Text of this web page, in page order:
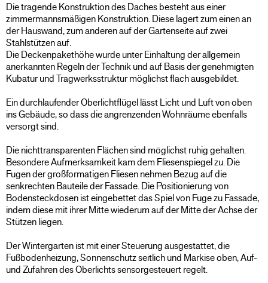
Die tragende Konstruktion des Daches besteht aus einer
zimmermannsmäßigen Konstruktion. Diese lagert zum einen an
der Hauswand, zum anderen auf der Gartenseite auf zwei
Stahlstützen auf.
Die Deckenpakethöhe wurde unter Einhaltung der allgemein
anerkannten Regeln der Technik und auf Basis der genehmigten
Kubatur und Tragwerksstruktur möglichst flach ausgebildet.
Ein durchlaufender Oberlichtflügel lässt Licht und Luft von oben
ins Gebäude, so dass die angrenzenden Wohnräume ebenfalls
versorgt sind.
Die nichttransparenten Flächen sind möglichst ruhig gehalten.
Besondere Aufmerksamkeit kam dem Fliesenspiegel zu. Die
Fugen der großformatigen Fliesen nehmen Bezug auf die
senkrechten Bauteile der Fassade. Die Positionierung von
Bodensteckdosen ist eingebettet das Spiel von Fuge zu Fassade,
indem diese mit ihrer Mitte wiederum auf der Mitte der Achse der
Stützen liegen.
Der Wintergarten ist mit einer Steuerung ausgestattet, die
Fußbodenheizung, Sonnenschutz seitlich und Markise oben, Auf-
und Zufahren des Oberlichts sensorgesteuert regelt.